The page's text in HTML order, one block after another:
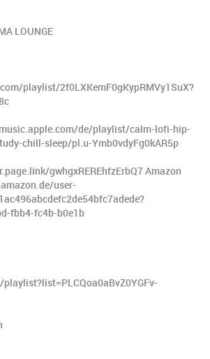
LOUNGE
playlist/2f0LXKemF0gKypRMVy1SuX?
de/playlist/calm-lofi-hip-
chill-sleep/pl.u-Ymb0vdyFg0kAR5p
gwhgxREREhfzErbQ7 Amazon
user-
fbb4-fc4b-b0e1b